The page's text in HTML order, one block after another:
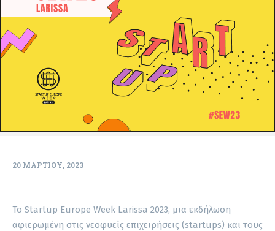
20 ΜΑΡΤΊΟΥ, 2023
Το Startup Europe Week Larissa 2023, μια εκδήλωση
αφιερωμένη στις νεοφυείς επιχειρήσεις (startups) και τους